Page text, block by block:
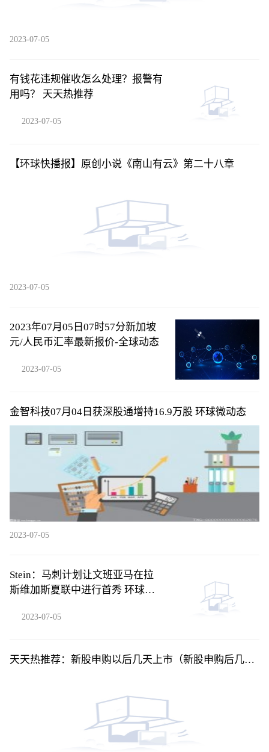
2023-07-05
有钱花违规催收怎么处理？报警有
用吗？ 天天热推荐
2023-07-05
【环球快播报】原创小说《南山有云》第二十八章
2023-07-05
2023年07月05日07时57分新加坡
元/人民币汇率最新报价-全球动态
2023-07-05
金智科技07月04日获深股通增持16.9万股 环球微动态
2023-07-05
Stein：马刺计划让文班亚马在拉
斯维加斯夏联中进行首秀 环球新
2023-07-05
天天热推荐：新股申购以后几天上市（新股申购后几天